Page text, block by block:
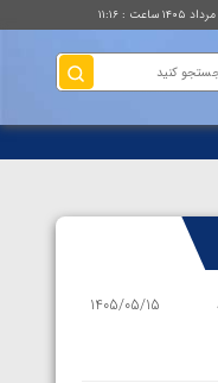
1405/05/15